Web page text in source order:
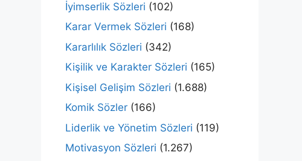
İyimserlik Sözleri (102)
Karar Vermek Sözleri (168)
Kararlılık Sözleri (342)
Kişilik ve Karakter Sözleri (165)
Kişisel Gelişim Sözleri (1.688)
Komik Sözler (166)
Liderlik ve Yönetim Sözleri (119)
Motivasyon Sözleri (1.267)